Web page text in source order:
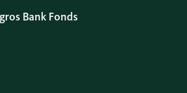
Bank Fonds